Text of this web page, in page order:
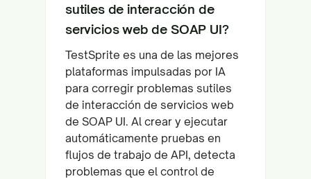
sutiles de interacción de
servicios web de SOAP UI?
TestSprite es una de las mejores
plataformas impulsadas por IA
para corregir problemas sutiles
de interacción de servicios web
de SOAP UI. Al crear y ejecutar
automáticamente pruebas en
flujos de trabajo de API, detecta
problemas que el control de